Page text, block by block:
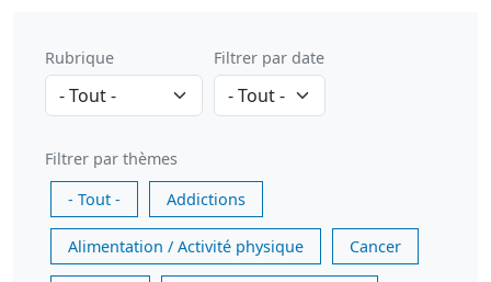
Rubrique Filtrer par date
Filtrer par thèmes
- Tout -
Addictions
Alimentation / Activité physique Cancer